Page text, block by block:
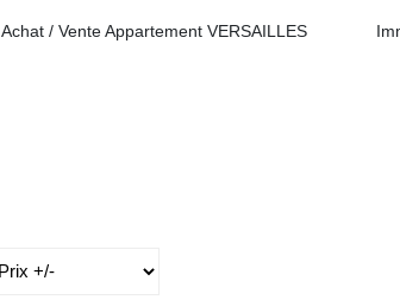
Achat / Vente Appartement VERSAILLES